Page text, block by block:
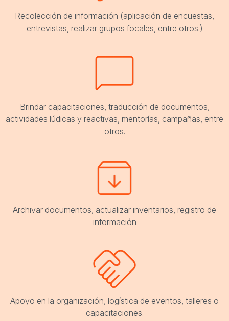
Recolección de información (aplicación de encuestas,
entrevistas, realizar grupos focales, entre otros.)
Brindar capacitaciones, traducción de documentos,
actividades lúdicas y reactivas, mentorías, campañas, entre
otros.
Archivar documentos, actualizar inventarios, registro de
información
Apoyo en la organización, logística de eventos, talleres o
capacitaciones.